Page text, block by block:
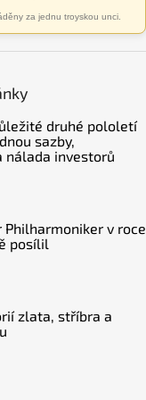
za jednu troyskou unci.
druhé pololetí
sazby,
nálada investorů
v roce
posílil
zlata, stříbra a